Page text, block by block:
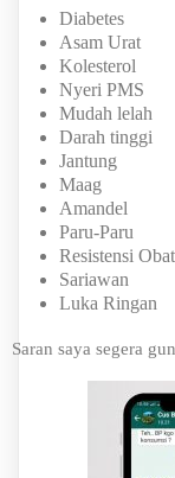
Diabetes
Asam Urat
Kolesterol
Nyeri PMS
Mudah lelah
Darah tinggi
Jantung
Maag
Amandel
Paru-Paru
Resistensi Obat
Sariawan
Luka Ringan
Saran saya segera